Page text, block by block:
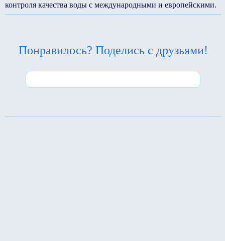
контроля качества воды с международными и европейскими.
Понравилось? Поделись с друзьями!